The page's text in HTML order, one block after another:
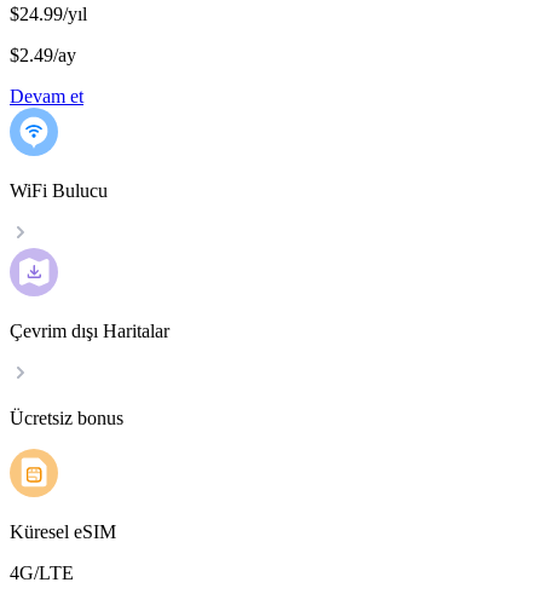
$24.99/yıl
$2.49/ay
Devam et
WiFi Bulucu
Çevrim dışı Haritalar
Ücretsiz bonus
Küresel eSIM
4G/LTE